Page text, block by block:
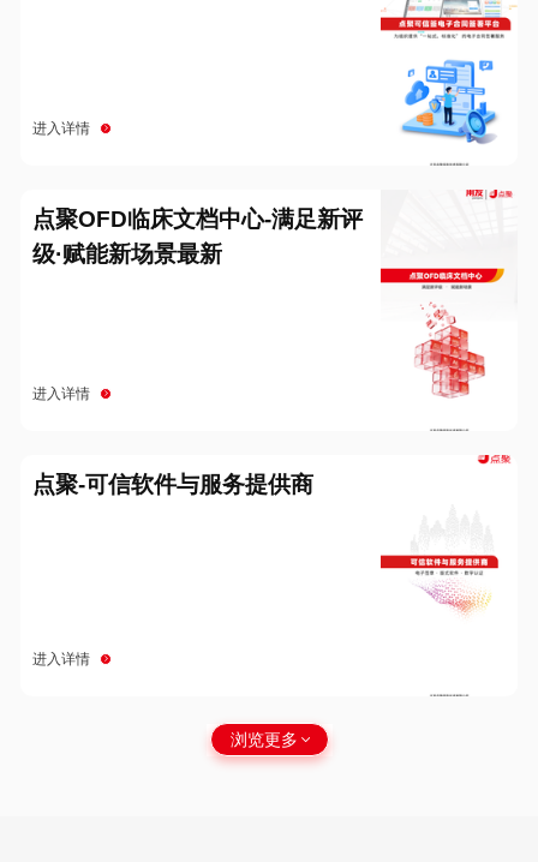
进入详情
点聚OFD临床文档中心-满足新评
级·赋能新场景最新
进入详情
点聚-可信软件与服务提供商
进入详情
浏览更多